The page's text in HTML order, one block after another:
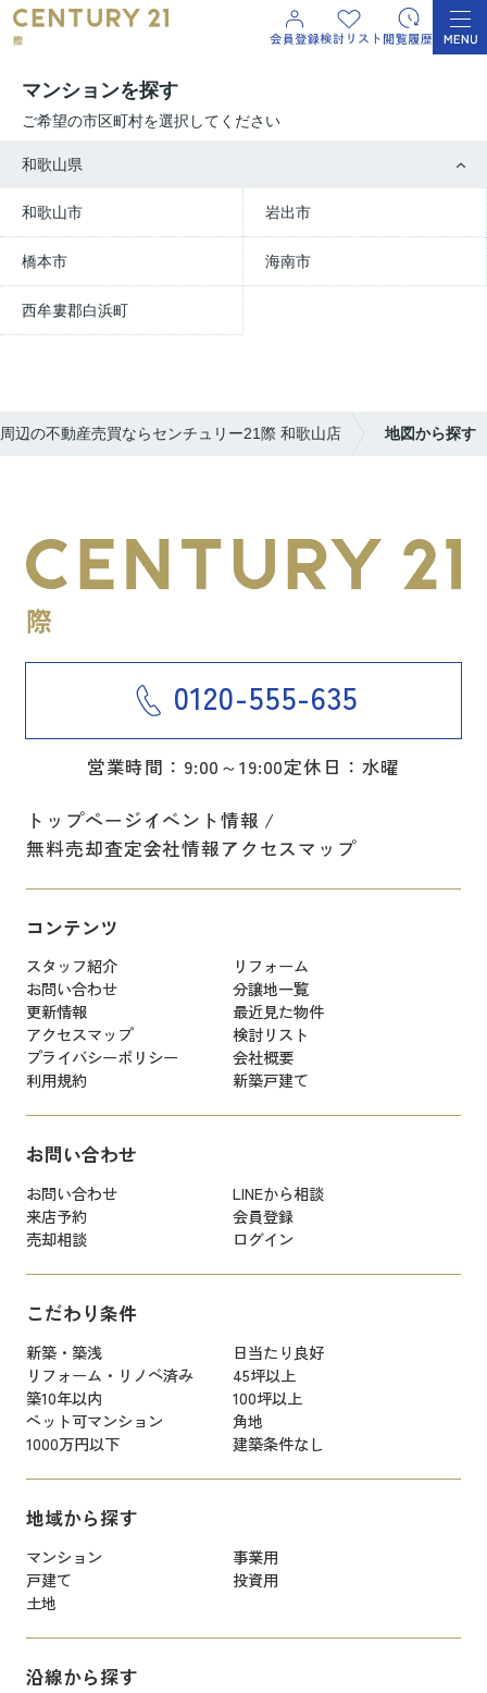
マンションを探す
ご希望の市区町村を選択してください
和歌山県
和歌山市 岩出市
橋本市 海南市
西牟婁郡白浜町
辺の不動産売買ならセンチュリー21際 和歌山店 地図から探す
0120-555-635
営業時間：9:00～19:00定休日：水曜
トップページイベント情報
無料売却査定会社情報アクセスマップ
コンテンツ
スタッフ紹介
リフォーム
お問い合わせ
分譲地一覧
更新情報
最近見た物件
アクセスマップ
検討リスト
プライバシーポリシー
会社概要
利用規約
新築戸建て
お問い合わせ
お問い合わせ
LINEから相談
来店予約
会員登録
売却相談
ログイン
こだわり条件
新築・築浅
日当たり良好
リフォーム・リノベ済み
45坪以上
築10年以内
100坪以上
ペット可マンション
角地
1000万円以下
建築条件なし
地域から探す
マンション
事業用
戸建て
投資用
土地
沿線から探す